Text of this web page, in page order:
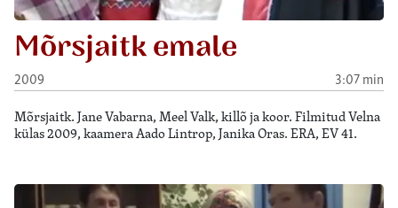
Mõrsjaitk emale
2009 3:07 min
Mõrsjaitk. Jane Vabarna, Meel Valk, killõ ja koor. Filmitud Velna
külas 2009, kaamera Aado Lintrop, Janika Oras. ERA, EV 41.